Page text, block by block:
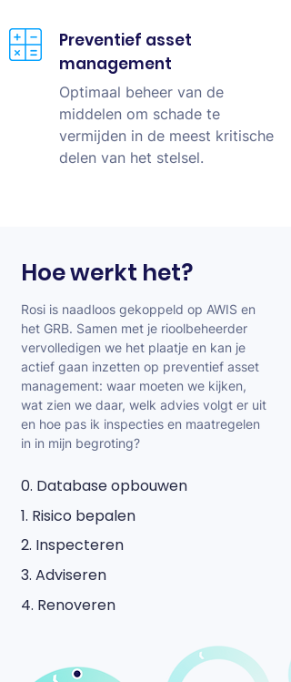
Preventief asset
management
Optimaal beheer van de
middelen om schade te
vermijden in de meest kritische
delen van het stelsel.
Hoe werkt het?
Rosi is naadloos gekoppeld op AWIS en
het GRB. Samen met je rioolbeheerder
vervolledigen we het plaatje en kan je
actief gaan inzetten op preventief asset
management: waar moeten we kijken,
wat zien we daar, welk advies volgt er uit
en hoe pas ik inspecties en maatregelen
in in mijn begroting?
0. Database opbouwen
1. Risico bepalen
2. Inspecteren
3. Adviseren
4. Renoveren